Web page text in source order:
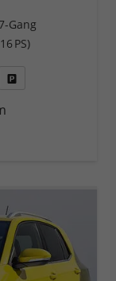
Gang
PS)